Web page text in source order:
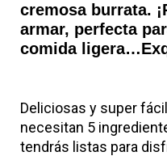
cremosa burrata.
armar, perfecta
comida
Deliciosas y super
necesitan 5
tendrás listas para